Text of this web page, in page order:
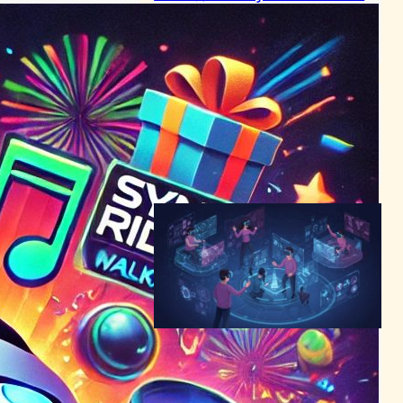
が新楽曲パックをリリース
2024年1月26日15:07
VRゲームセール開始！170以
上のアプリが30%オフ、新作
情報も！
VR/ARニュース
2024年5月21日22:31
VRアトラクションの新潮流
—Sandbox VRが証明する
「技術より人間関係」、累計